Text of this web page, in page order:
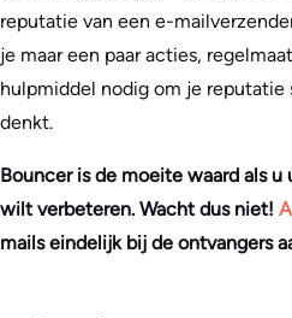
reputatie van een e-
je maar een paar acties,
hulpmiddel nodig om je reputatie
denkt.
Bouncer is de moeite waard als
wilt verbeteren. Wacht dus niet!
mails eindelijk bij de ontvangers